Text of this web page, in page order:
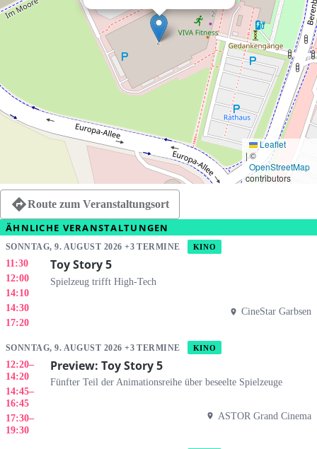
Leaflet
|©
OpenStreetMap
contributors
Route zum Veranstaltungsort
ÄHNLICHE VERANSTALTUNGEN
SONNTAG, 9. AUGUST 2026 +3 TERMINE KINO
11:30
12:00
14:10
14:30
17:20
Toy Story 5
Spielzeug trifft High-Tech
CineStar Garbsen
SONNTAG, 9. AUGUST 2026 +3 TERMINE KINO
12:20–
14:20
14:45–
16:45
17:30–
19:30
Preview: Toy Story 5
Fünfter Teil der Animationsreihe über beseelte Spielzeuge
ASTOR Grand Cinema